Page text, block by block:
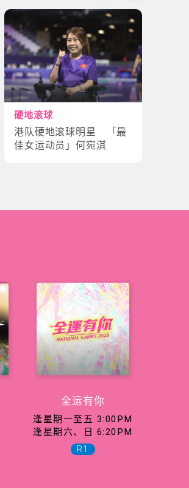
硬地滚球
港队硬地滚球明星 「最
佳女运动员」何宛淇
全运有你
逢星期一至五 3:00PM
逢星期六、日 6:20PM
R1